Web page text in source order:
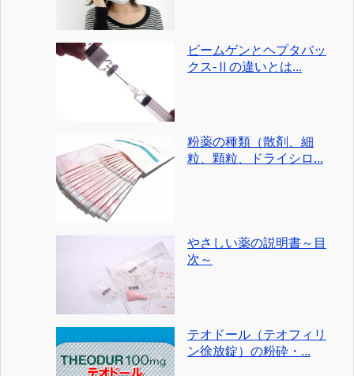
ビームゲンとヘプタバッ
クス-Ⅱの違いとは...
粉薬の種類（散剤、細
粒、顆粒、ドライシロ...
やさしい薬の説明書～目
次～
テオドール（テオフィリ
ン徐放錠）の粉砕・...